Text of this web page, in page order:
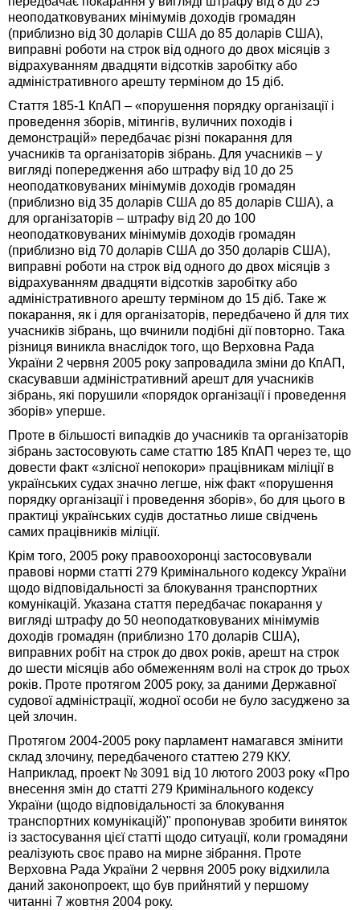
неоподатковуваних мінімумів доходів громадян
(приблизно від 30 доларів США до 85 доларів США),
виправні роботи на строк від одного до двох місяців з
відрахуванням двадцяти відсотків заробітку або
адміністративного арешту терміном до 15 діб.
Стаття 185-1 КпАП – «порушення порядку організації і
проведення зборів, мітингів, вуличних походів і
демонстрацій» передбачає різні покарання для
учасників та організаторів зібрань. Для учасників – у
вигляді попередження або штрафу від 10 до 25
неоподатковуваних мінімумів доходів громадян
(приблизно від 35 доларів США до 85 доларів США), а
для організаторів – штрафу від 20 до 100
неоподатковуваних мінімумів доходів громадян
(приблизно від 70 доларів США до 350 доларів США),
виправні роботи на строк від одного до двох місяців з
відрахуванням двадцяти відсотків заробітку або
адміністративного арешту терміном до 15 діб. Таке ж
покарання, як і для організаторів, передбачено й для тих
учасників зібрань, що вчинили подібні дії повторно. Така
різниця виникла внаслідок того, що Верховна Рада
України 2 червня 2005 року запровадила зміни до КпАП,
скасувавши адміністративний арешт для учасників
зібрань, які порушили «порядок організації і проведення
зборів» уперше.
Проте в більшості випадків до учасників та організаторів
зібрань застосовують саме статтю 185 КпАП через те, що
довести факт «злісної непокори» працівникам міліції в
українських судах значно легше, ніж факт «порушення
порядку організації і проведення зборів», бо для цього в
практиці українських судів достатньо лише свідчень
самих працівників міліції.
Крім того, 2005 року правоохоронці застосовували
правові норми статті 279 Кримінального кодексу України
щодо відповідальності за блокування транспортних
комунікацій. Указана стаття передбачає покарання у
вигляді штрафу до 50 неоподатковуваних мінімумів
доходів громадян (приблизно 170 доларів США),
виправних робіт на строк до двох років, арешт на строк
до шести місяців або обмеженням волі на строк до трьох
років. Проте протягом 2005 року, за даними Державної
судової адміністрації, жодної особи не було засуджено за
цей злочин.
Протягом 2004-2005 року парламент намагався змінити
склад злочину, передбаченого статтею 279 ККУ.
Наприклад, проект № 3091 від 10 лютого 2003 року «Про
внесення змін до статті 279 Кримінального кодексу
України (щодо відповідальності за блокування
транспортних комунікацій)" пропонував зробити виняток
із застосування цієї статті щодо ситуації, коли громадяни
реалізують своє право на мирне зібрання. Проте
Верховна Рада України 2 червня 2005 року відхилила
даний законопроект, що був прийнятий у першому
читанні 7 жовтня 2004 року.